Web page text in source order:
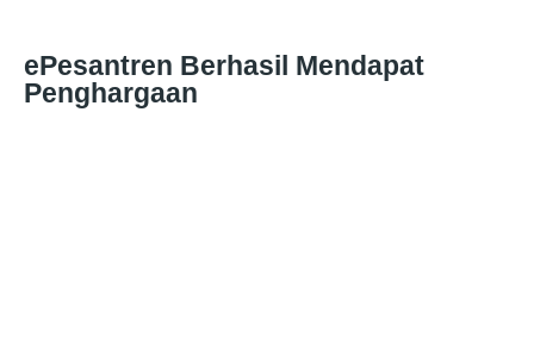
ePesantren Berhasil Mendapat
Penghargaan